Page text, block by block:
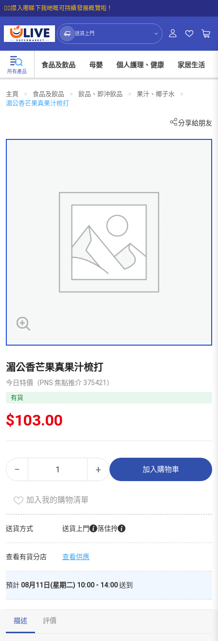
☝🏼㩒入嚟睇下我哋嘅可持續發展概覽啦！
送貨上門
所有產品
食品及飲品 母嬰 個人護理、健康 家居生活
主頁 > 食品及飲品 > 飲品、即沖飲品 > 果汁、椰子水
>
湄公香芒果真果汁梳打
分享給朋友
湄公香芒果真果汁梳打
今日特價（PNS 焦點推介 375421）
有貨
$103.00
−
湄
公
果
真
梳
打
數
量
+ 加入購物車
Alternative:
加入我的購物清單
送貨方式 送貨上門 落佳拎
查看有貨分店 查看供應
預計 08月11日(星期二) 10:00 - 14:00送到
描述 評價